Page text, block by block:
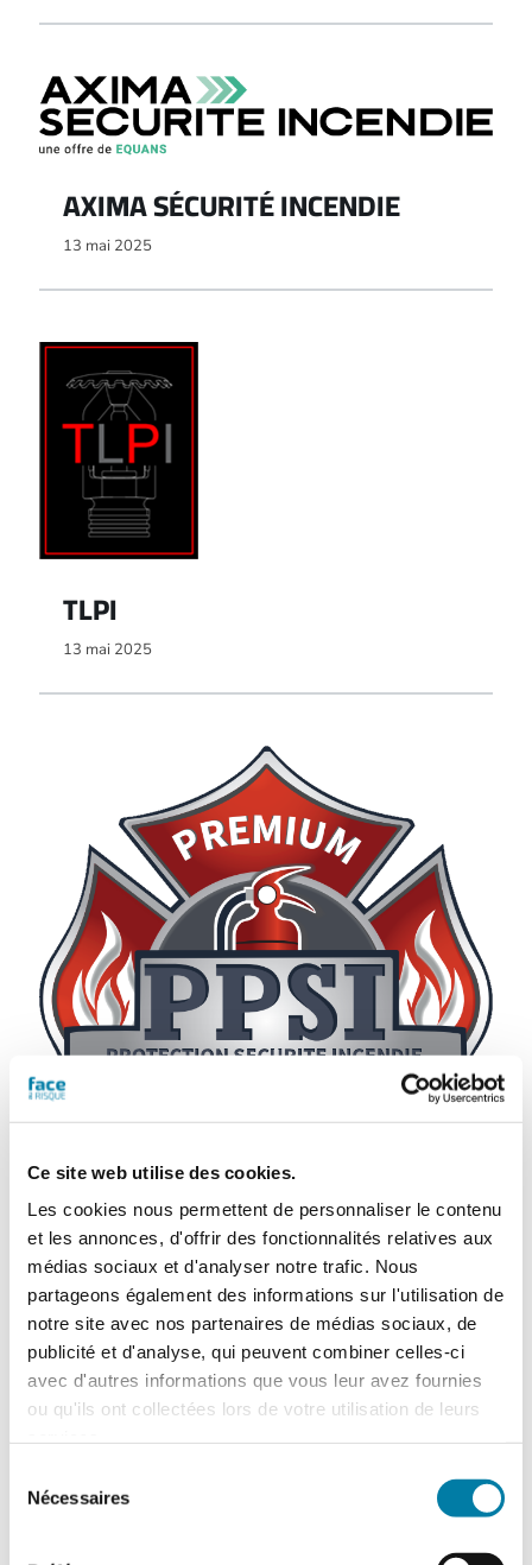
Ce site web utilise des cookies.
Les cookies nous permettent de personnaliser le contenu
et les annonces, d'offrir des fonctionnalités relatives aux
médias sociaux et d'analyser notre trafic. Nous
partageons également des informations sur l'utilisation de
notre site avec nos partenaires de médias sociaux, de
publicité et d'analyse, qui peuvent combiner celles-ci
avec d'autres informations que vous leur avez fournies
ou qu'ils ont collectées lors de votre utilisation de leurs
Nécessaires
AXIMA SÉCURITÉ INCENDIE
13 mai 2025
TLPI
13 mai 2025
PPS INCENDIE
13 mai 2025